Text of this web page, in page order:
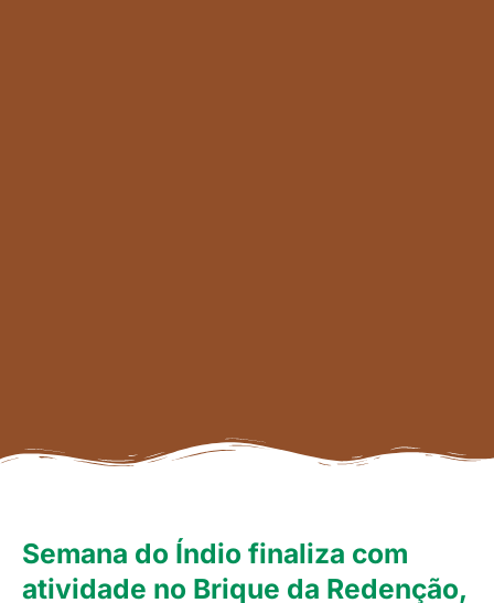
Semana do Índio finaliza com
atividade no Brique da Redenção,